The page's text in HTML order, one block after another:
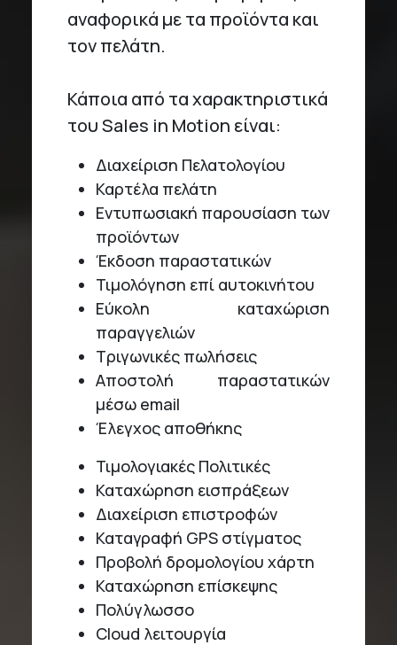
αναφορικά με τα προϊόντα και
τον πελάτη.
Κάποια από τα χαρακτηριστικά
του Sales in Motion είναι:
Διαχείριση Πελατολογίου
Καρτέλα πελάτη
Εντυπωσιακή παρουσίαση των
προϊόντων
Έκδοση παραστατικών
Τιμολόγηση επί αυτοκινήτου
Εύκολη καταχώριση
παραγγελιών
Τριγωνικές πωλήσεις
Αποστολή παραστατικών
μέσω email
Έλεγχος αποθήκης
Τιμολογιακές Πολιτικές
Καταχώρηση εισπράξεων
Διαχείριση επιστροφών
Καταγραφή GPS στίγματος
Προβολή δρομολογίου χάρτη
Καταχώρηση επίσκεψης
Πολύγλωσσο
Cloud λειτουργία